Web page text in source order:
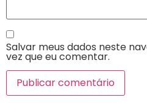
Salvar meus dados neste
vez que eu comentar.